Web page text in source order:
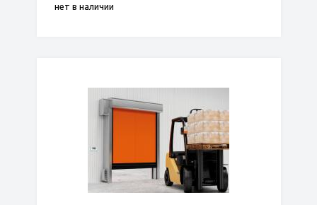
нет в наличии